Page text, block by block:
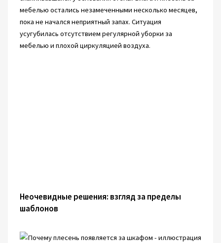
мебелью остались незамеченными несколько месяцев,
пока не начался неприятный запах. Ситуация
усугубилась отсутствием регулярной уборки за
мебелью и плохой циркуляцией воздуха.
Неочевидные решения: взгляд за пределы
шаблонов